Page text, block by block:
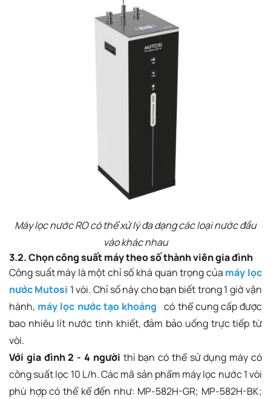
Máy lọc nước RO có thể xử lý đa dạng các loại nước đầu
vào khác nhau
3.2. Chọn công suất máy theo số thành viên gia đình
Công suất máy là một chỉ số khá quan trọng của máy lọc
nước Mutosi 1 vòi. Chỉ số này cho bạn biết trong 1 giờ vận
hành, máy lọc nước tạo khoáng có thể cung cấp được
bao nhiêu lít nước tinh khiết, đảm bảo uống trực tiếp từ
vòi.
Với gia đình 2 - 4 người thì bạn có thể sử dụng máy có
công suất lọc 10 L/h. Các mã sản phẩm máy lọc nước 1 vòi
phù hợp có thể kể đến như: MP-582H-GR; MP-582H-BK;